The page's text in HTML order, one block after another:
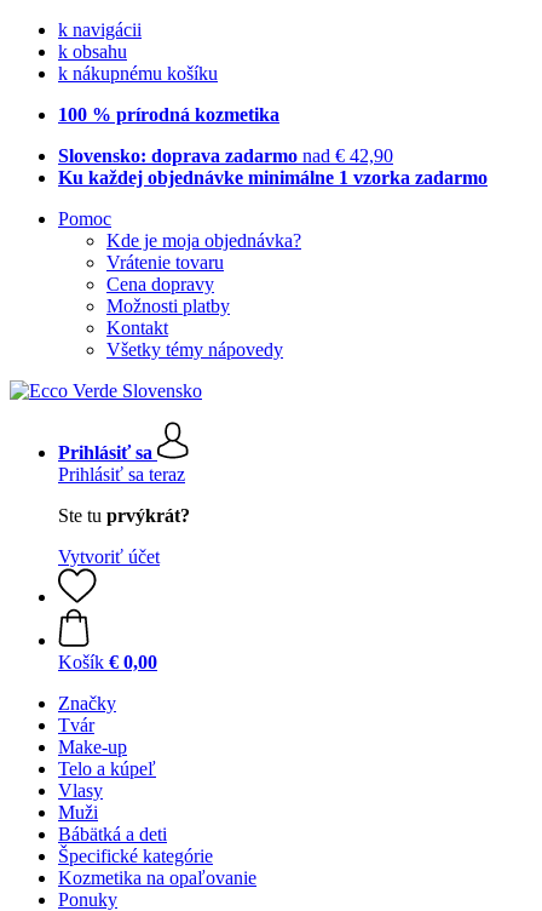
k navigácii
k obsahu
k nákupnému košíku
100 % prírodná kozmetika
Slovensko: doprava zadarmo nad € 42,90
Ku každej objednávke minimálne 1 vzorka zadarmo
Pomoc
Kde je moja objednávka?
Vrátenie tovaru
Cena dopravy
Možnosti platby
Kontakt
Všetky témy nápovedy
Prihlásiť sa
Prihlásiť sa teraz
Ste tu prvýkrát?
Vytvoriť účet
Košík € 0,00
Značky
Tvár
Make-up
Telo a kúpeľ
Vlasy
Muži
Bábätká a deti
Špecifické kategórie
Kozmetika na opaľovanie
Ponuky